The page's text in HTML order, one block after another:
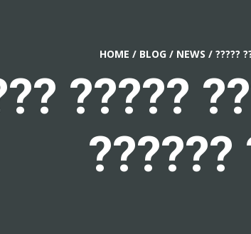
HOME / BLOG / NEWS / ?????
?????
??????